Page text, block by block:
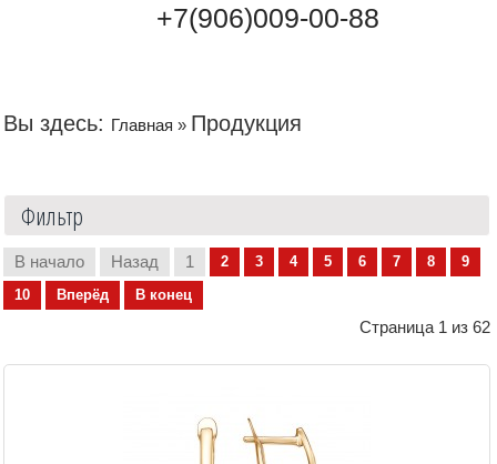
+7(906)009-00-88
Вы здесь: Главная » Продукция
Фильтр
В начало Назад 1 2 3 4 5 6 7 8
9
10
Вперёд В конец
Страница 1 из 62